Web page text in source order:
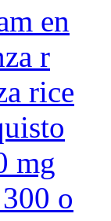
en
r
rice
mg
o